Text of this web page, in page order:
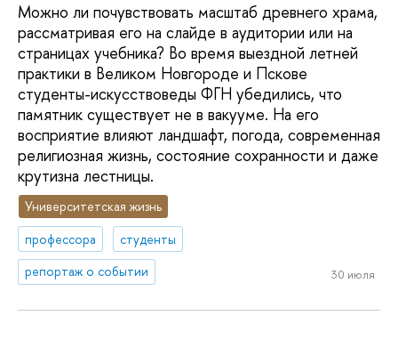
Можно ли почувствовать масштаб древнего храма,
рассматривая его на слайде в аудитории или на
страницах учебника? Во время выездной летней
практики в Великом Новгороде и Пскове
студенты-искусствоведы ФГН убедились, что
памятник существует не в вакууме. На его
восприятие влияют ландшафт, погода, современная
религиозная жизнь, состояние сохранности и даже
крутизна лестницы.
Университетская жизнь
профессора
студенты
репортаж о событии
30 июля